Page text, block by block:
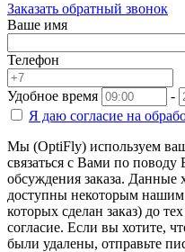
Заказать обратный звонок
Ваше имя
Телефон
Удобное время
-
Я даю согласие на
Мы (OptiFly) используем
связаться с Вами по поводу
обсуждения заказа. Данные
доступны некоторым
которых сделан заказ) до
согласие. Если вы хотите,
были удалены, отправьте